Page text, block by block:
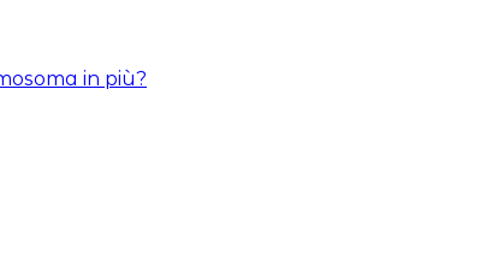
in più?